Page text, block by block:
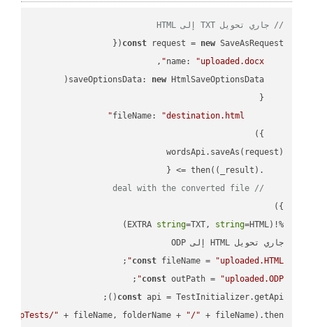
// جاري تحويل TXT إلى HTML
const request = new
name: "uploaded.docx"
saveOptionsData: new
fileName:
"destination.html"
    .then(
( _result ) =>
// deal with the converted file
%!(EXTRA
string=TXT, string
جاري تحويل HTML إلى ODP
const fileName = "uploaded.HTML"
;
const outPath = "uploaded.ODP"
;
const api = TestInitializer.getApi();
"TempTests/" + fileName, folderName + "/" + fileName).then(